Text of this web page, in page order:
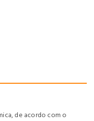
de acordo com o